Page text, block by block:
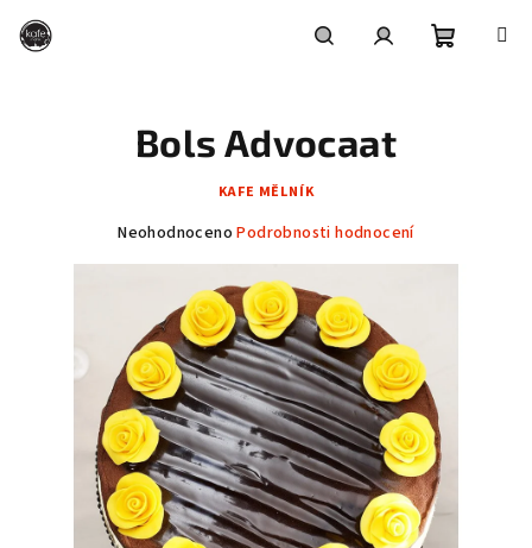
obsah
Bols Advocaat
KAFE MĚLNÍK
Průměrné
5
hvězdiček.
Neohodnoceno Podrobnosti hodnocení